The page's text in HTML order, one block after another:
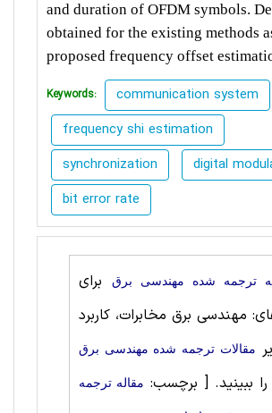
and duration of OFDM symbols.
obtained for the existing methods
proposed frequency offset
Keywords:
communication system
frequency shi estimation
synchronization
digital
bit error rate
ترجمه شده مهندسی برق
برای
مهندسی برق مخابرات، کاربرد
مقالات ترجمه شده مهندسی برق
را ببینید.[ برچسب: مقاله ترجمه